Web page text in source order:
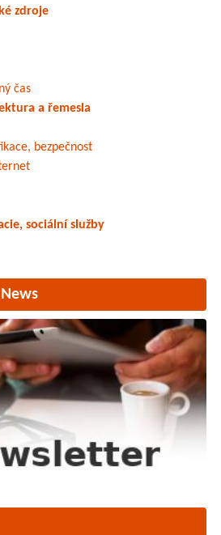
zdroje
čas
a řemesla
bezpečnost
sociální služby